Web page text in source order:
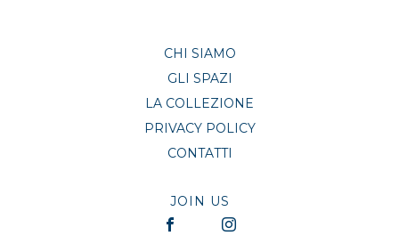
CHI SIAMO
GLI SPAZI
LA COLLEZIONE
PRIVACY POLICY
CONTATTI
JOIN US